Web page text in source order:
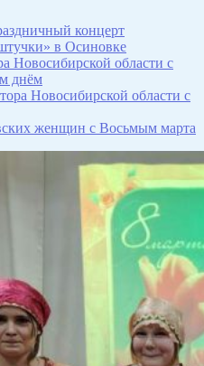
концерт
в Осиновке
Новосибирской области с
днём
Новосибирской области с
женщин с Восьмым марта